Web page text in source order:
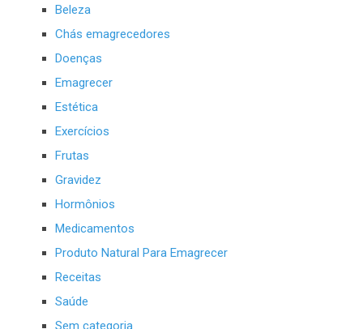
Beleza
Chás emagrecedores
Doenças
Emagrecer
Estética
Exercícios
Frutas
Gravidez
Hormônios
Medicamentos
Produto Natural Para Emagrecer
Receitas
Saúde
Sem categoria